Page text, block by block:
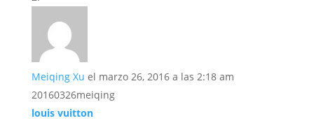
Meiqing Xu el marzo 26, 2016 a las 2:18 am
20160326meiqing
louis vuitton